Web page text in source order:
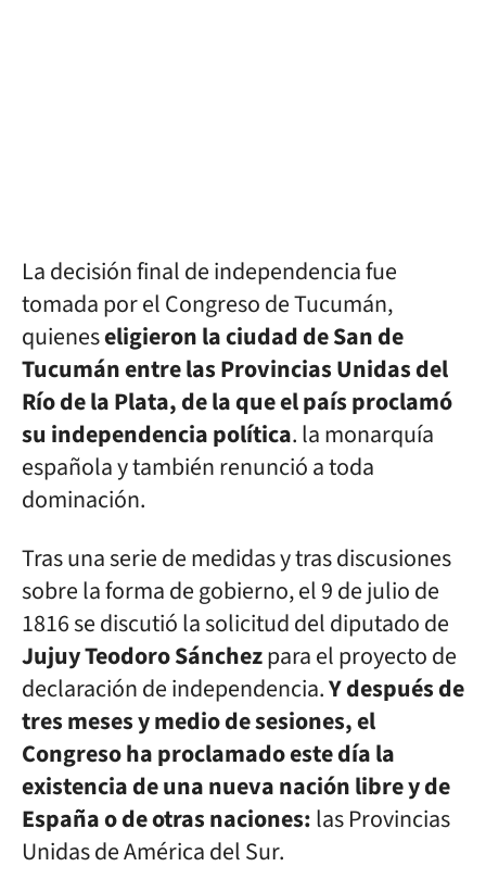
La decisión final de independencia fue
tomada por el Congreso de Tucumán,
quieneseligieron la ciudad de San de
Tucumán entre las Provincias Unidas del
Río de la Plata, de la que el país proclamó
su independencia política. la monarquía
española y también renunció a toda
dominación.
Tras una serie de medidas y tras discusiones
sobre la forma de gobierno, el 9 de julio de
1816 se discutió la solicitud del diputado de
Jujuy Teodoro Sánchezpara el proyecto de
declaración de independencia.Y después de
tres meses y medio de sesiones, el
Congreso ha proclamado este día la
existencia de una nueva nación libre y de
España o de otras naciones:las Provincias
Unidas de América del Sur.